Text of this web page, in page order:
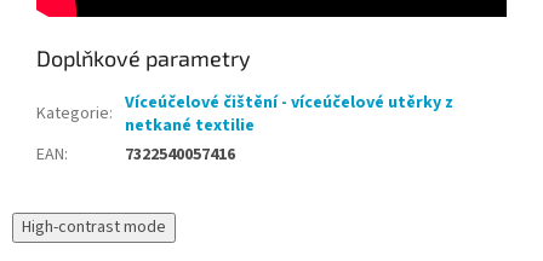
Doplňkové parametry
Kategorie: Víceúčelové čištění - víceúčelové utěrky z
netkané textilie
EAN: 7322540057416
High-contrast mode